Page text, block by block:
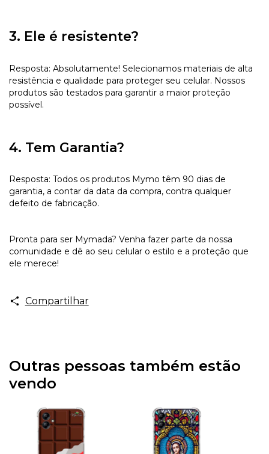
3. Ele é resistente?
Resposta: Absolutamente! Selecionamos materiais de alta
resistência e qualidade para proteger seu celular. Nossos
produtos são testados para garantir a maior proteção
possível.
4. Tem Garantia?
Resposta: Todos os produtos Mymo têm 90 dias de
garantia, a contar da data da compra, contra qualquer
defeito de fabricação.
Pronta para ser Mymada? Venha fazer parte da nossa
comunidade e dê ao seu celular o estilo e a proteção que
ele merece!
Compartilhar
Outras pessoas também estão
vendo